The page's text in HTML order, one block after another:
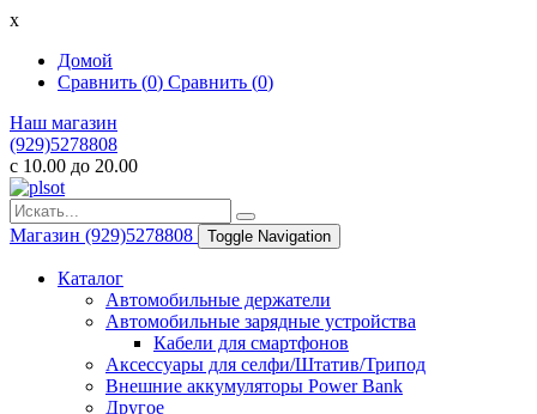
x
Домой
Сравнить (0) Сравнить (0)
Наш магазин
(929)5278808
с 10.00 до 20.00
Магазин (929)5278808 Toggle Navigation
Каталог
Автомобильные держатели
Автомобильные зарядные устройства
Кабели для смартфонов
Аксессуары для селфи/Штатив/Трипод
Внешние аккумуляторы Power Bank
Другое